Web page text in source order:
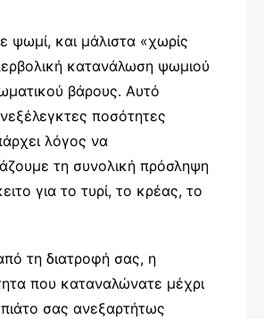
ψωμί, και μάλιστα «χωρίς
κατανάλωση ψωμιού
βάρους. Αυτό
ποσότητες
λόγος να
τη συνολική πρόσληψη
για το τυρί, το κρέας, το
τη διατροφή σας, η
που καταναλώνατε μέχρι
σας ανεξαρτήτως